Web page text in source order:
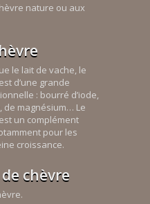
nature ou aux
le lait de vache, le
d’une grande
: bourré d’iode,
de magnésium… Le
un complément
pour les
croissance.
chèvre